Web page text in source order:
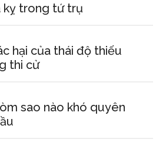
kỵ trong tứ trụ
hại của thái độ thiếu
thi cử
sao nào khó quyên